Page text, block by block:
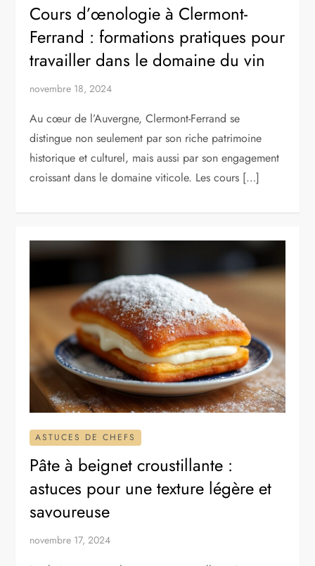
Cours d’œnologie à Clermont-
Ferrand : formations pratiques pour
travailler dans le domaine du vin
novembre 18, 2024
Au cœur de l’Auvergne, Clermont-Ferrand se
distingue non seulement par son riche patrimoine
historique et culturel, mais aussi par son engagement
croissant dans le domaine viticole. Les cours […]
ASTUCES DE CHEFS
Pâte à beignet croustillante :
astuces pour une texture légère et
savoureuse
novembre 17, 2024